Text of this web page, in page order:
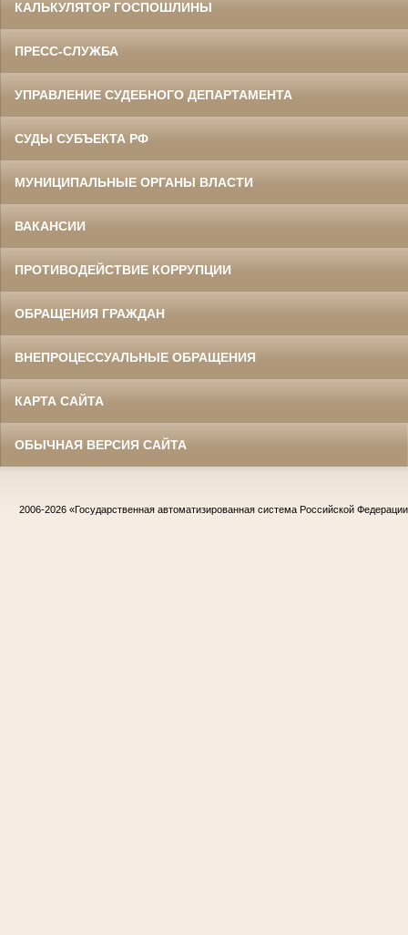
КАЛЬКУЛЯТОР ГОСПОШЛИНЫ
ПРЕСС-СЛУЖБА
УПРАВЛЕНИЕ СУДЕБНОГО ДЕПАРТАМЕНТА
СУДЫ СУБЪЕКТА РФ
МУНИЦИПАЛЬНЫЕ ОРГАНЫ ВЛАСТИ
ВАКАНСИИ
ПРОТИВОДЕЙСТВИЕ КОРРУПЦИИ
ОБРАЩЕНИЯ ГРАЖДАН
ВНЕПРОЦЕССУАЛЬНЫЕ ОБРАЩЕНИЯ
КАРТА САЙТА
ОБЫЧНАЯ ВЕРСИЯ САЙТА
2006-2026 «Государственная автоматизированная система Российской